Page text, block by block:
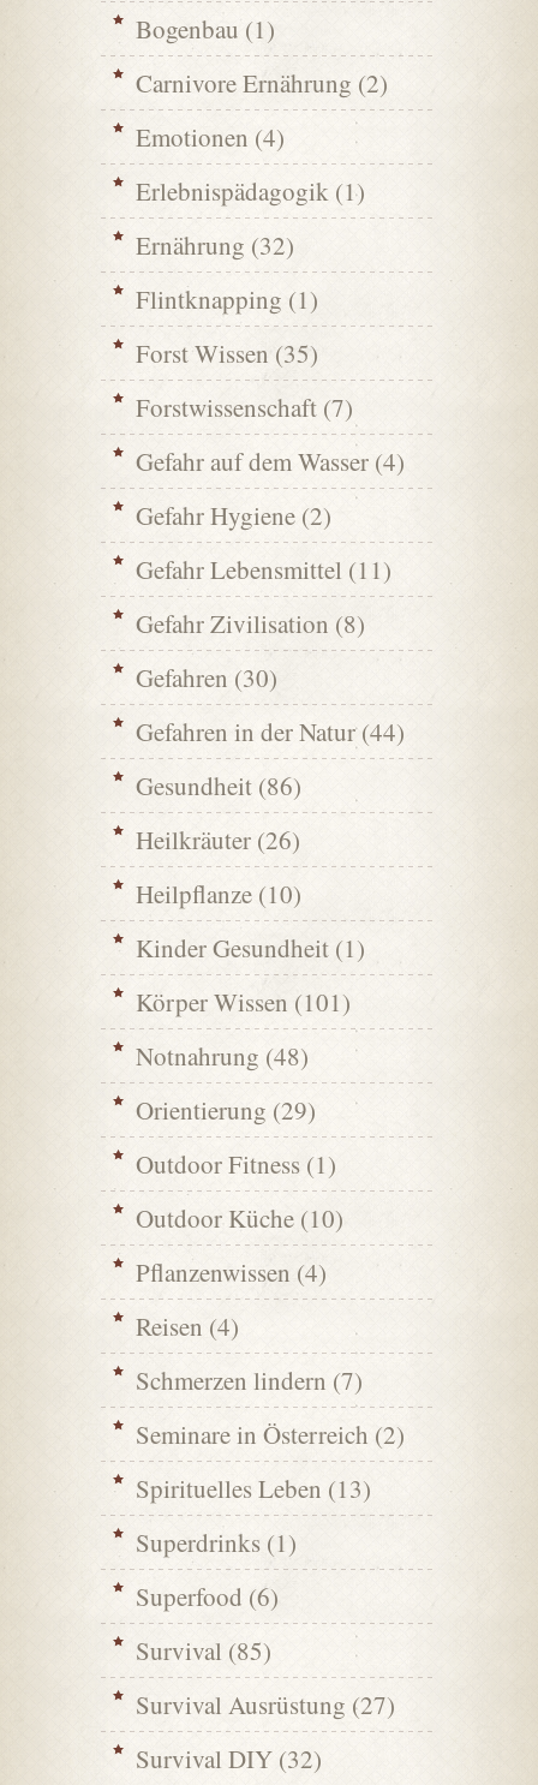
Bogenbau (1)
Carnivore Ernährung (2)
Emotionen (4)
Erlebnispädagogik (1)
Ernährung (32)
Flintknapping (1)
Forst Wissen (35)
Forstwissenschaft (7)
Gefahr auf dem Wasser (4)
Gefahr Hygiene (2)
Gefahr Lebensmittel (11)
Gefahr Zivilisation (8)
Gefahren (30)
Gefahren in der Natur(44)
Gesundheit (86)
Heilkräuter (26)
Heilpflanze (10)
Kinder Gesundheit (1)
Körper Wissen (101)
Notnahrung (48)
Orientierung (29)
Outdoor Fitness (1)
Outdoor Küche (10)
Pflanzenwissen (4)
Reisen (4)
Schmerzen lindern (7)
Seminare in Österreich (2)
Spirituelles Leben (13)
Superdrinks (1)
Superfood (6)
Survival (85)
Survival Ausrüstung (27)
Survival DIY (32)